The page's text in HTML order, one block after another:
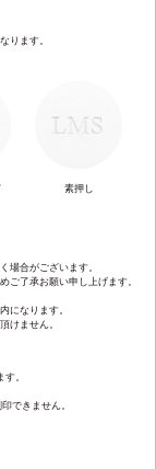
ります。
素押し
場合がございます。
ご了承お願い申し上げます。
になります。
けません。
。
できません。